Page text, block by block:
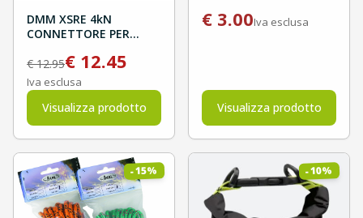
DMM XSRE 4kN
CONNETTORE PER
€12.95€ 12.45
Iva esclusa
Visualizza prodotto
€ 3.00Iva esclusa
Visualizza prodotto
-15% -10%